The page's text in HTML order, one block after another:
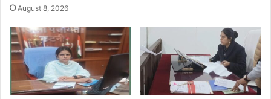
August 8, 2026